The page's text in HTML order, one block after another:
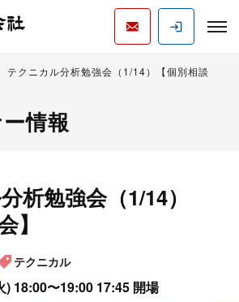
テクニカル分析勉強会（1/14）【個別相談
情報
析勉強会（1/14）
】
テクニカル
) 18:00〜19:00 17:45